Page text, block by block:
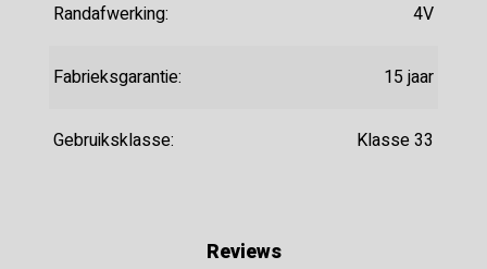
Randafwerking: 4V
Fabrieksgarantie: 15 jaar
Gebruiksklasse: Klasse 33
Reviews